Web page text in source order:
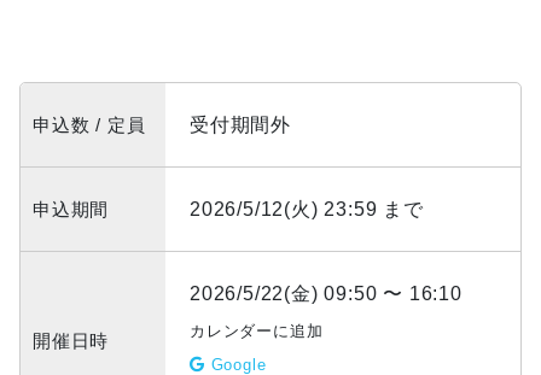
申込数 / 定員 受付期間外
申込期間 2026/5/12(火) 23:59 まで
開催日時
2026/5/22(金) 09:50 〜 16:10
カレンダーに追加
Google